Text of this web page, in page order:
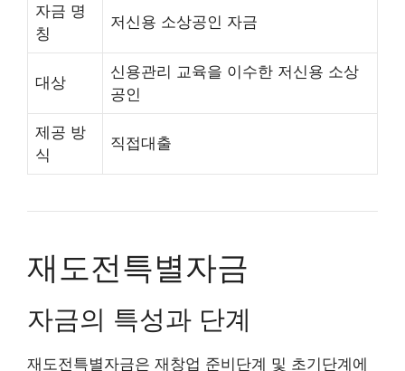
자금 명
칭
저신용 소상공인 자금
대상
신용관리 교육을 이수한 저신용 소상
공인
제공 방
식
직접대출
재도전특별자금
자금의 특성과 단계
재도전특별자금은 재창업 준비단계 및 초기단계에